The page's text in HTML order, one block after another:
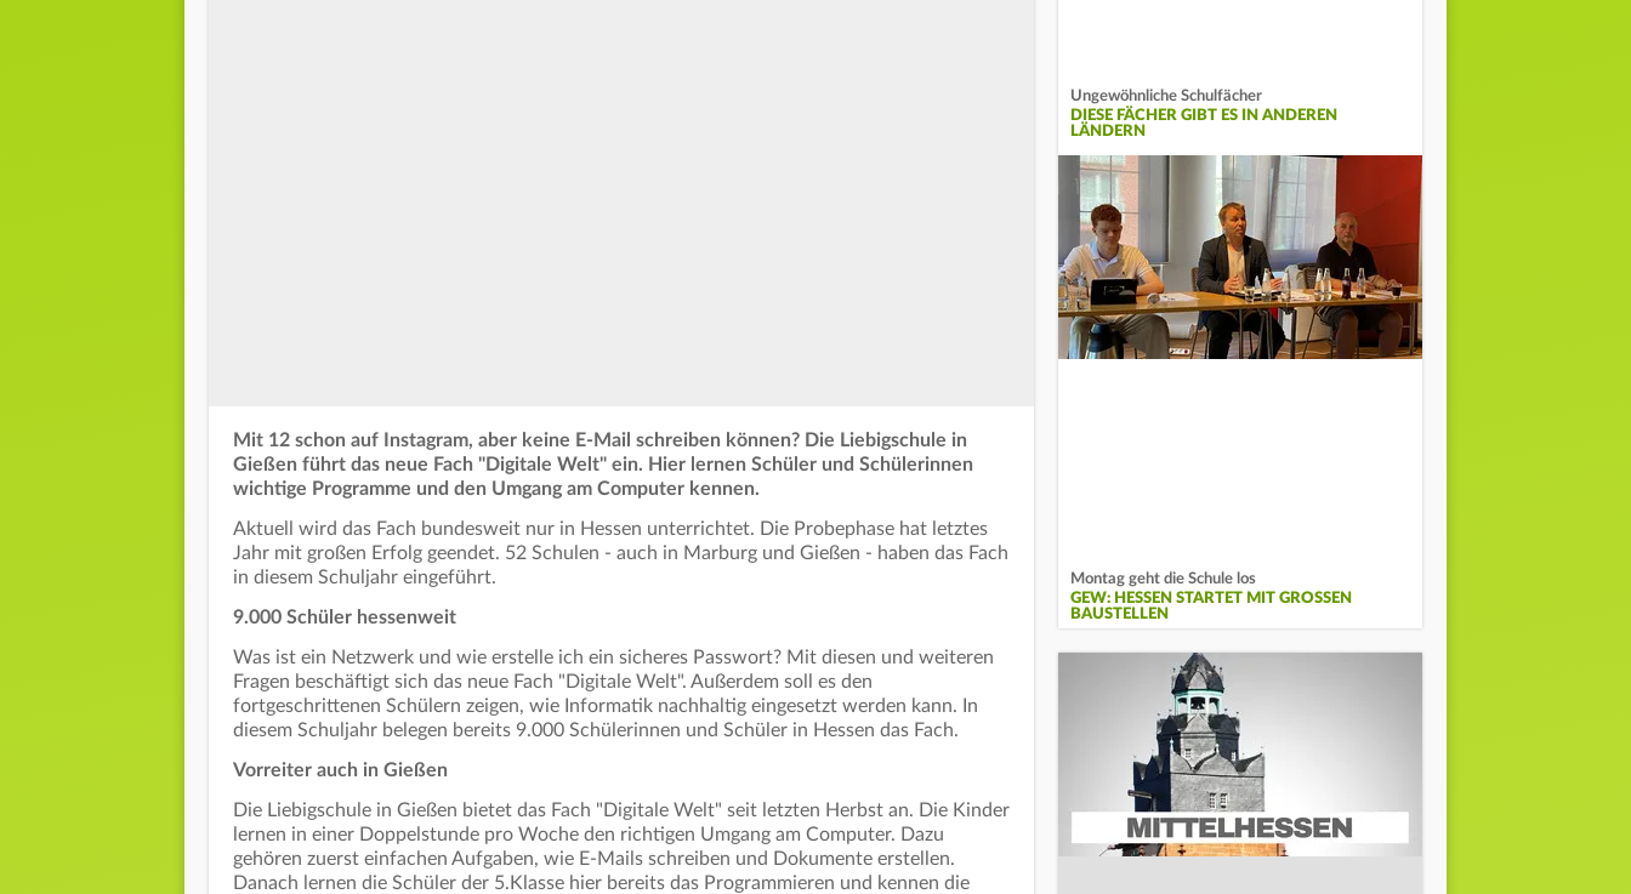
Mit 12 schon auf Instagram, aber keine E-Mail schreiben können? Die Liebigschule in
Gießen führt das neue Fach "Digitale Welt" ein. Hier lernen Schüler und Schülerinnen
wichtige Programme und den Umgang am Computer kennen.
Aktuell wird das Fach bundesweit nur in Hessen unterrichtet. Die Probephase hat letztes
Jahr mit großen Erfolg geendet. 52 Schulen - auch in Marburg und Gießen - haben das Fach
in diesem Schuljahr eingeführt.
9.000 Schüler hessenweit
Was ist ein Netzwerk und wie erstelle ich ein sicheres Passwort? Mit diesen und weiteren
Fragen beschäftigt sich das neue Fach "Digitale Welt". Außerdem soll es den
fortgeschrittenen Schülern zeigen, wie Informatik nachhaltig eingesetzt werden kann. In
diesem Schuljahr belegen bereits 9.000 Schülerinnen und Schüler in Hessen das Fach.
Vorreiter auch in Gießen
Die Liebigschule in Gießen bietet das Fach "Digitale Welt" seit letzten Herbst an. Die Kinder
lernen in einer Doppelstunde pro Woche den richtigen Umgang am Computer. Dazu
gehören zuerst einfachen Aufgaben, wie E-Mails schreiben und Dokumente erstellen.
Danach lernen die Schüler der 5.Klasse hier bereits das Programmieren und kennen die
Ungewöhnliche Schulfächer
DIESE FÄCHER GIBT ES IN ANDEREN
LÄNDERN
Montag geht die Schule los
GEW: HESSEN STARTET MIT GROSSEN B
AUSTELLEN